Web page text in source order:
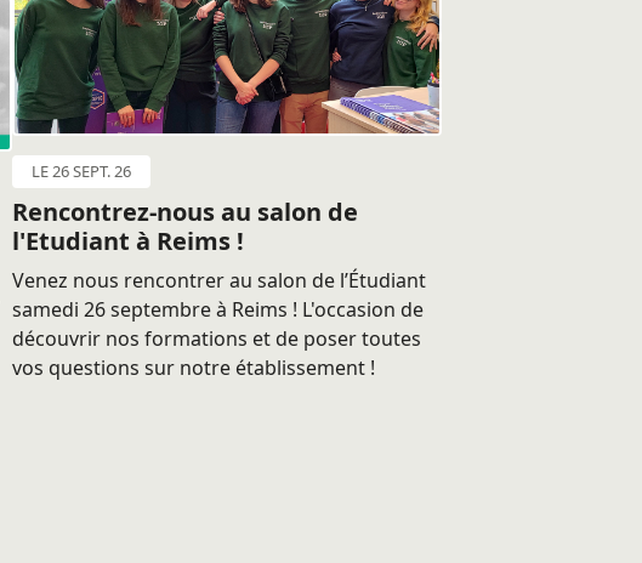
LE 26 SEPT. 26
Rencontrez-nous au salon de
l'Etudiant à Reims !
Venez nous rencontrer au salon de l’Étudiant
samedi 26 septembre à Reims ! L'occasion de
découvrir nos formations et de poser toutes
vos questions sur notre établissement !